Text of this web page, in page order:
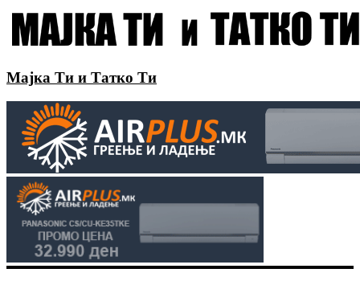
Мајка Ти и Татко Ти